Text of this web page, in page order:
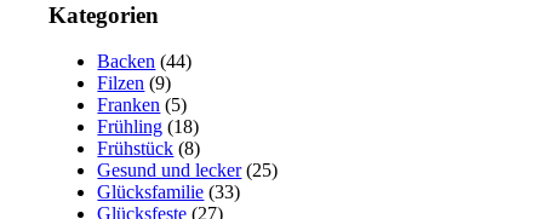
Kategorien
Backen (44)
Filzen (9)
Franken (5)
Frühling (18)
Frühstück (8)
Gesund und lecker(25)
Glücksfamilie (33)
Glücksfeste (27)